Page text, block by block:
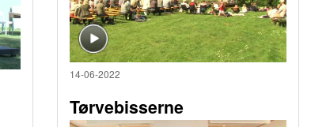
14-06-2022
Tørvebisserne